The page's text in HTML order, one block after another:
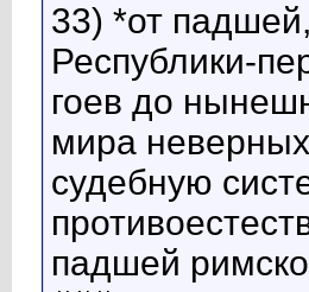
33) *от
Республики-
гоев до
мира
судебную
падшей